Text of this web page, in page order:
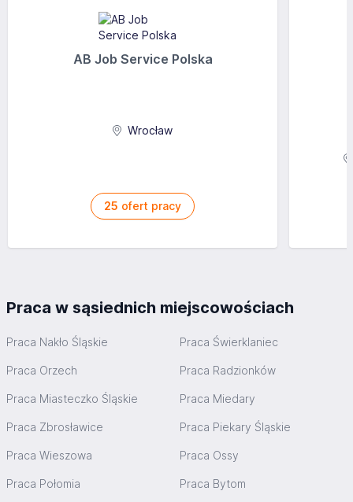
AB Job Service Polska
Wrocław
25 ofert pracy
Praca w sąsiednich miejscowościach
Praca Nakło Śląskie Praca Świerklaniec
Praca Orzech Praca Radzionków
Praca Miasteczko Śląskie Praca Miedary
Praca Zbrosławice Praca Piekary Śląskie
Praca Wieszowa Praca Ossy
Praca Połomia Praca Bytom